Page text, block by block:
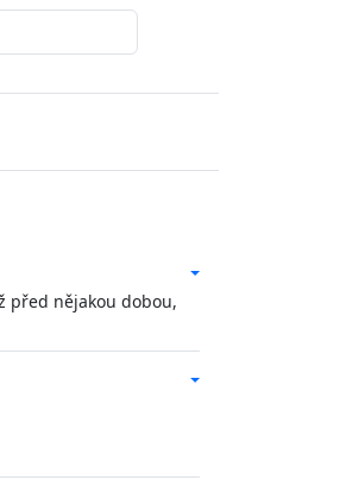
před nějakou dobou,